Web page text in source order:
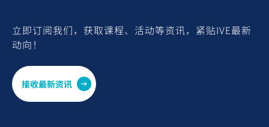
立即订阅我们，获取课程、活动等资讯，紧贴IVE最新
动向！
接收最新资讯